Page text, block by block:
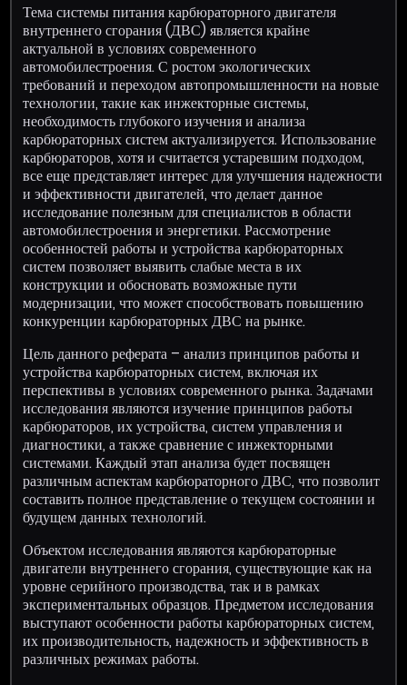
Тема системы питания карбюраторного двигателя
внутреннего сгорания (ДВС) является крайне
актуальной в условиях современного
автомобилестроения. С ростом экологических
требований и переходом автопромышленности на новые
технологии, такие как инжекторные системы,
необходимость глубокого изучения и анализа
карбюраторных систем актуализируется. Использование
карбюраторов, хотя и считается устаревшим подходом,
все еще представляет интерес для улучшения надежности
и эффективности двигателей, что делает данное
исследование полезным для специалистов в области
автомобилестроения и энергетики. Рассмотрение
особенностей работы и устройства карбюраторных
систем позволяет выявить слабые места в их
конструкции и обосновать возможные пути
модернизации, что может способствовать повышению
конкуренции карбюраторных ДВС на рынке.
Цель данного реферата – анализ принципов работы и
устройства карбюраторных систем, включая их
перспективы в условиях современного рынка. Задачами
исследования являются изучение принципов работы
карбюраторов, их устройства, систем управления и
диагностики, а также сравнение с инжекторными
системами. Каждый этап анализа будет посвящен
различным аспектам карбюраторного ДВС, что позволит
составить полное представление о текущем состоянии и
будущем данных технологий.
Объектом исследования являются карбюраторные
двигатели внутреннего сгорания, существующие как на
уровне серийного производства, так и в рамках
экспериментальных образцов. Предметом исследования
выступают особенности работы карбюраторных систем,
их производительность, надежность и эффективность в
различных режимах работы.